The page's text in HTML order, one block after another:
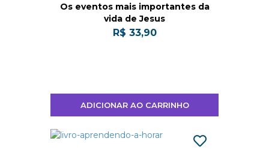
Os eventos mais importantes da
vida de Jesus
R$ 33,90
ADICIONAR AO CARRINHO